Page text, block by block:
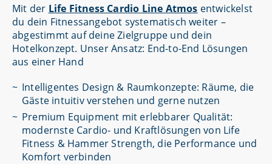
Mit der Life Fitness Cardio Line Atmos entwickelst
du dein Fitnessangebot systematisch weiter –
abgestimmt auf deine Zielgruppe und dein
Hotelkonzept. Unser Ansatz: End-to-End Lösungen
aus einer Hand
Intelligentes Design & Raumkonzepte: Räume, die
Gäste intuitiv verstehen und gerne nutzen
Premium Equipment mit erlebbarer Qualität:
modernste Cardio- und Kraftlösungen von Life
Fitness & Hammer Strength, die Performance und
Komfort verbinden